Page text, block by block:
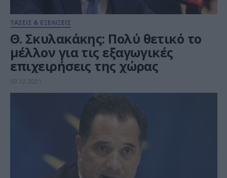
ΤΑΣΕΙΣ & ΕΞΕΛΙΞΕΙΣ
Θ. Σκυλακάκης: Πολύ θετικό το
μέλλον για τις εξαγωγικές
επιχειρήσεις της χώρας
03.12.2021